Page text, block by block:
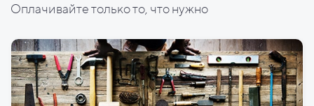
Оплачивайте только то, что нужно